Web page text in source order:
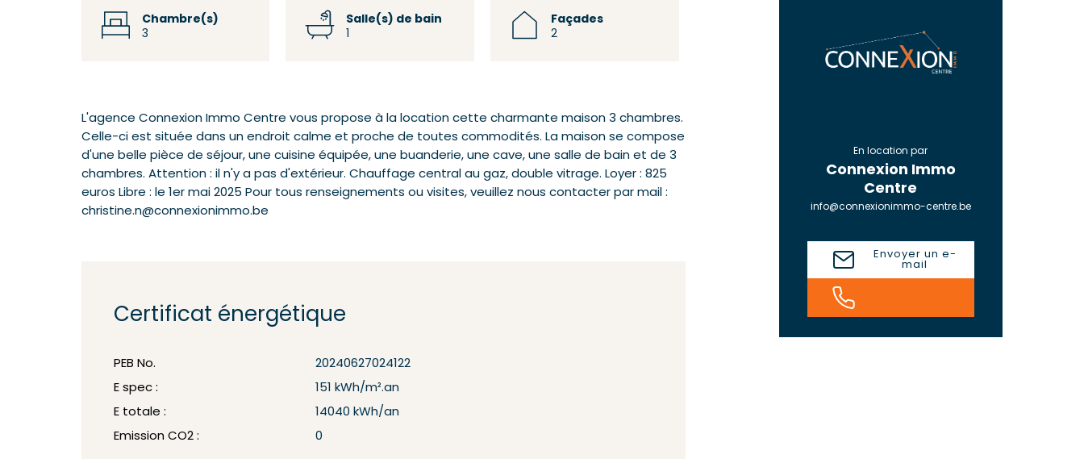
Chambre(s)
3
Salle(s) de bain
1
Façades
2
L'agence Connexion Immo Centre vous propose à la location cette charmante maison 3 chambres.
Celle-ci est située dans un endroit calme et proche de toutes commodités. La maison se compose
d'une belle pièce de séjour, une cuisine équipée, une buanderie, une cave, une salle de bain et de 3
chambres. Attention : il n'y a pas d'extérieur. Chauffage central au gaz, double vitrage. Loyer : 825
euros Libre : le 1er mai 2025 Pour tous renseignements ou visites, veuillez nous contacter par mail :
christine.n@connexionimmo.be
Certificat énergétique
PEB No.
20240627024122
E spec :
151 kWh/m².an
E totale :
14040 kWh/an
Emission CO2 :
0
En location par
Connexion Immo
Centre
info@connexionimmo-centre.be
Envoyer un e-
mail